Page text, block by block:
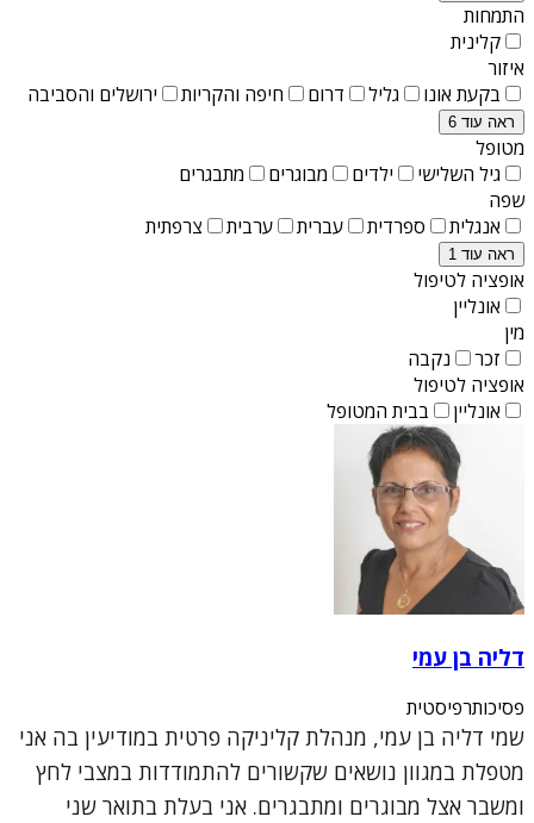
התמחות
קלינית
איזור
בקעת אונו
גליל דרום חיפה והקריות ירושלים והסביבה
ראה עוד 6
מטופל
גיל השלישי
ילדים מבוגרים
מתבגרים
שפה
אנגלית
ספרדית עברית ערבית צרפתית
ראה עוד 1
אופציה לטיפול
אונליין
מין
זכר
נקבה
אופציה לטיפול
אונליין
בבית המטופל
דליה בן עמי
פסיכותרפיסטית
שמי דליה בן עמי, מנהלת קליניקה פרטית במודיעין בה אני
מטפלת במגוון נושאים שקשורים להתמודדות במצבי לחץ
ומשבר אצל מבוגרים ומתבגרים. אני בעלת בתואר שני